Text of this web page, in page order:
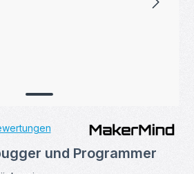
und Programmer